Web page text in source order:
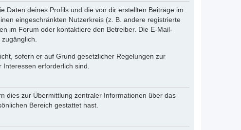
Daten deines Profils und die von dir erstellten Beiträge im
eingeschränkten Nutzerkreis (z. B. andere registrierte
im Forum oder kontaktiere den Betreiber. Die E-Mail-
sofern er auf Grund gesetzlicher Regelungen zur
erforderlich sind.
dies zur Übermittlung zentraler Informationen über das
Bereich gestattet hast.